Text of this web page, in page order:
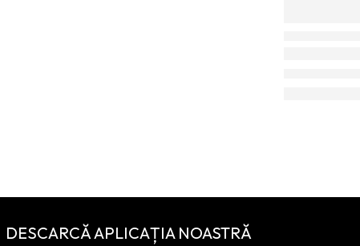
DESCARCĂ APLICAȚIA NOASTRĂ